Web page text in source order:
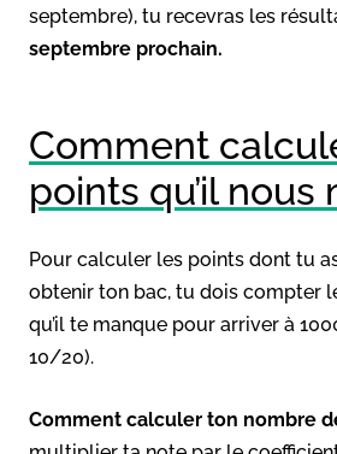
septembre), tu recevras les
septembre prochain.
Comment
points qu’il nous
Pour calculer les points dont tu
obtenir ton bac, tu dois compter
qu’il te manque pour arriver à
10/20).
Comment calculer ton nombre